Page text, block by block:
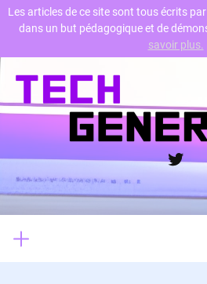
Skip
content
Les articles de ce site sont tous écrits
dans un but pédagogique et de
savoir plus.